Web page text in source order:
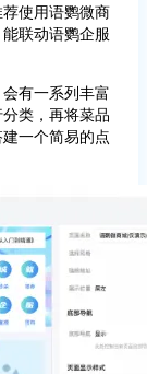
使用语鹦微商
联动语鹦企服
有一系列丰富
类，再将菜品
一个简易的点